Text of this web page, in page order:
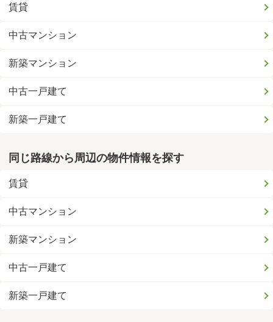
賃貸
中古マンション
新築マンション
中古一戸建て
新築一戸建て
同じ路線から周辺の物件情報を探す
賃貸
中古マンション
新築マンション
中古一戸建て
新築一戸建て